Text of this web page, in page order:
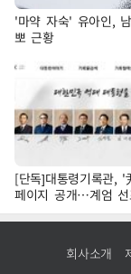
'마약 자숙' 유아인,
뽀 근황
[단독]대통령기록관,
페이지 공개…계엄 선
회사소개